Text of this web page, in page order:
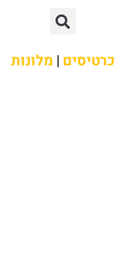
כרטיסים | מלונות